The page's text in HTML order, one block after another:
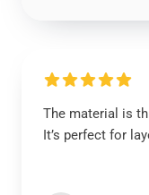
The material is
It’s perfect for